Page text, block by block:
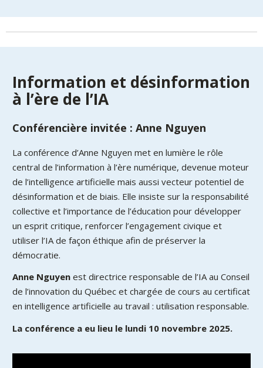
Information et désinformation
à l’ère de l’IA
Conférencière invitée : Anne Nguyen
La conférence d’Anne Nguyen met en lumière le rôle
central de l’information à l’ère numérique, devenue moteur
de l’intelligence artificielle mais aussi vecteur potentiel de
désinformation et de biais. Elle insiste sur la responsabilité
collective et l’importance de l’éducation pour développer
un esprit critique, renforcer l’engagement civique et
utiliser l’IA de façon éthique afin de préserver la
démocratie.
Anne Nguyen est directrice responsable de l’IA au Conseil
de l’innovation du Québec et chargée de cours au certificat
en intelligence artificielle au travail : utilisation responsable.
La conférence a eu lieu le lundi 10 novembre 2025.